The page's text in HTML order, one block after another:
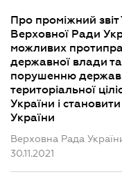
Про проміжний звіт
Верховної Ради
можливих
державної влади
порушенню
територіальної
України і
України
Верховна Рада
30.11.2021